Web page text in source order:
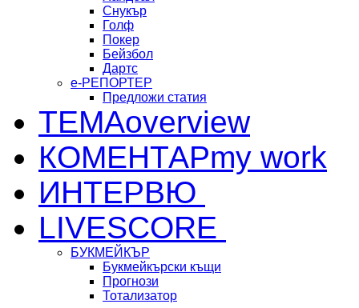
Снукър
Голф
Покер
Бейзбол
Дартс
е-РЕПОРТЕР
Предложи статия
ТЕМАoverview
КОМЕНТАРmy work
ИНТЕРВЮ
LIVESCORE
БУКМЕЙКЪР
Букмейкърски къщи
Прогнози
Тотализатор